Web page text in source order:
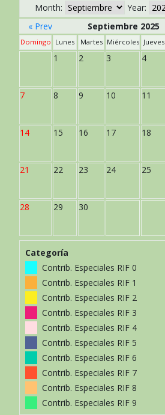
Month:
Year:
« Prev
Septiembre 2025
Domingo Lunes Martes Miércoles Jueves
1 2 3 4
7 8 9 10 11
14 15 16 17 18
21 22 23 24 25
28 29 30
Categoría
Contrib. Especiales RIF 0
Contrib. Especiales RIF 1
Contrib. Especiales RIF 2
Contrib. Especiales RIF 3
Contrib. Especiales RIF 4
Contrib. Especiales RIF 5
Contrib. Especiales RIF 6
Contrib. Especiales RIF 7
Contrib. Especiales RIF 8
Contrib. Especiales RIF 9